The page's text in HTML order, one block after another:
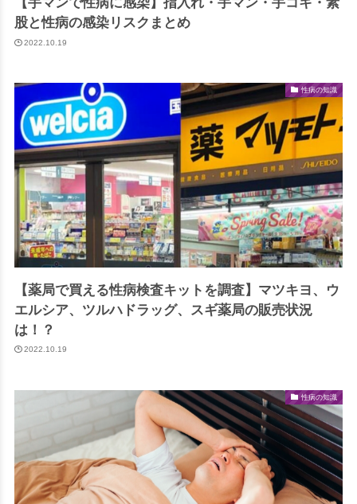
股と性病の感染リスクまとめ
2022.10.19
性病の知識
【薬局で買える性病検査キットを調査】マツキヨ、ウ
エルシア、ツルハドラッグ、スギ薬局の販売状況
は！？
2022.10.19
性病の知識